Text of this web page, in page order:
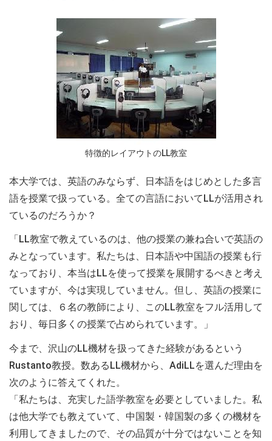
特徴的レイアウトのLL教室
本大学では、英語のみならず、日本語をはじめとした多言
語を授業で扱っている。全ての言語においてLLが活用され
ているのだろうか？
「LL教室で教えているのは、他の授業の兼ね合いで英語の
みとなっています。私たちは、日本語や中国語の授業も行
なっており、本当はLLを使って授業を展開するべきと考え
ていますが、今は実現していません。但し、英語の授業に
関しては、６名の教師により、このLL教室をフル活用して
おり、毎日多くの授業で占められています。」
今まで、沢山のLL機材を扱ってきた経験があるという
Rustanto教授。数あるLL機材から、AdiLLを選んだ理由を
次のように答えてくれた。
「私たちは、充実した語学教室を必要としていました。私
は他大学でも教えていて、中国製・韓国製の多くの機材を
利用してきましたので、その品質が十分ではないことを知